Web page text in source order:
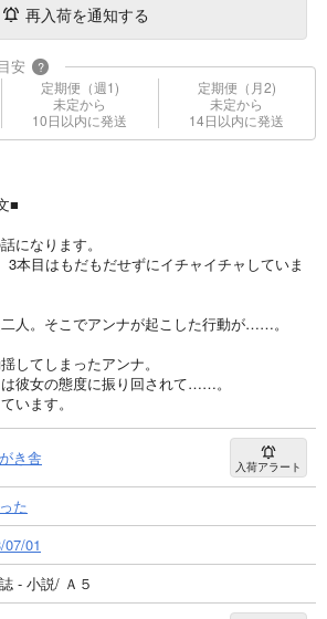
再入荷を通知する
安 ?
定期便（週1)
未定から
10日以内に発送
定期便（月2)
未定から
14日以内に発送
■
になります。
3本目はもだもだせずにイチャイチャしていま
人。そこでアンナが起こした行動が……。
してしまったアンナ。
彼女の態度に振り回されて……。
います。
き舎 入荷アラート
た
07/01
- 小説/ Ａ５